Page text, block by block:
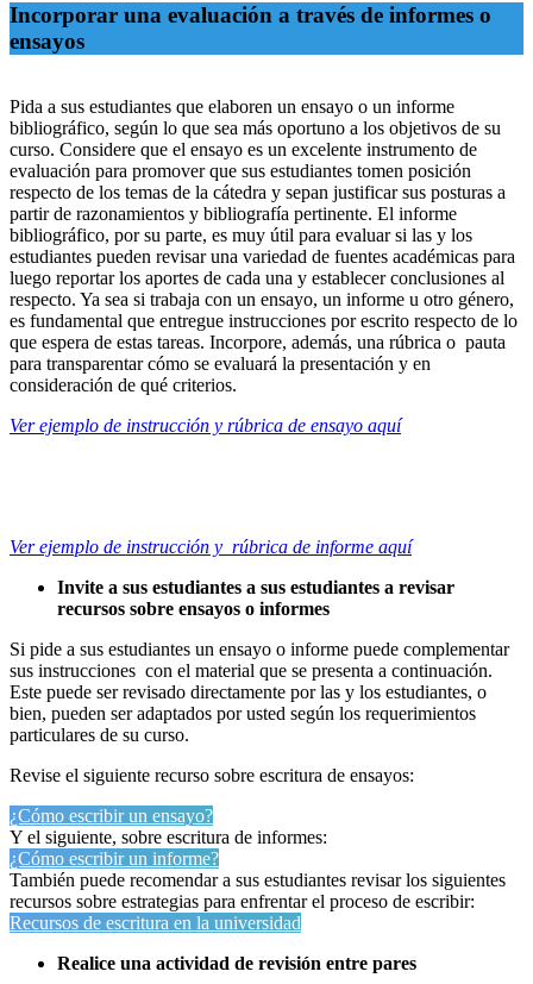
Incorporar una evaluación a través de informes o
ensayos
Pida a sus estudiantes que elaboren un ensayo o un informe
bibliográfico, según lo que sea más oportuno a los objetivos de su
curso. Considere que el ensayo es un excelente instrumento de
evaluación para promover que sus estudiantes tomen posición
respecto de los temas de la cátedra y sepan justificar sus posturas a
partir de razonamientos y bibliografía pertinente. El informe
bibliográfico, por su parte, es muy útil para evaluar si las y los
estudiantes pueden revisar una variedad de fuentes académicas para
luego reportar los aportes de cada una y establecer conclusiones al
respecto. Ya sea si trabaja con un ensayo, un informe u otro género,
es fundamental que entregue instrucciones por escrito respecto de lo
que espera de estas tareas. Incorpore, además, una rúbrica o pauta
para transparentar cómo se evaluará la presentación y en
consideración de qué criterios.
Ver ejemplo de instrucción y rúbrica de ensayo aquí
Ver ejemplo de instrucción y rúbrica de informe aquí
Invite a sus estudiantes a sus estudiantes a revisar
recursos sobre ensayos o informes
Si pide a sus estudiantes un ensayo o informe puede complementar
sus instrucciones con el material que se presenta a continuación.
Este puede ser revisado directamente por las y los estudiantes, o
bien, pueden ser adaptados por usted según los requerimientos
particulares de su curso.
Revise el siguiente recurso sobre escritura de ensayos:
¿Cómo escribir un ensayo?
Y el siguiente, sobre escritura de informes:
¿Cómo escribir un informe?
También puede recomendar a sus estudiantes revisar los siguientes
recursos sobre estrategias para enfrentar el proceso de escribir:
Recursos de escritura en la universidad
Realice una actividad de revisión entre pares